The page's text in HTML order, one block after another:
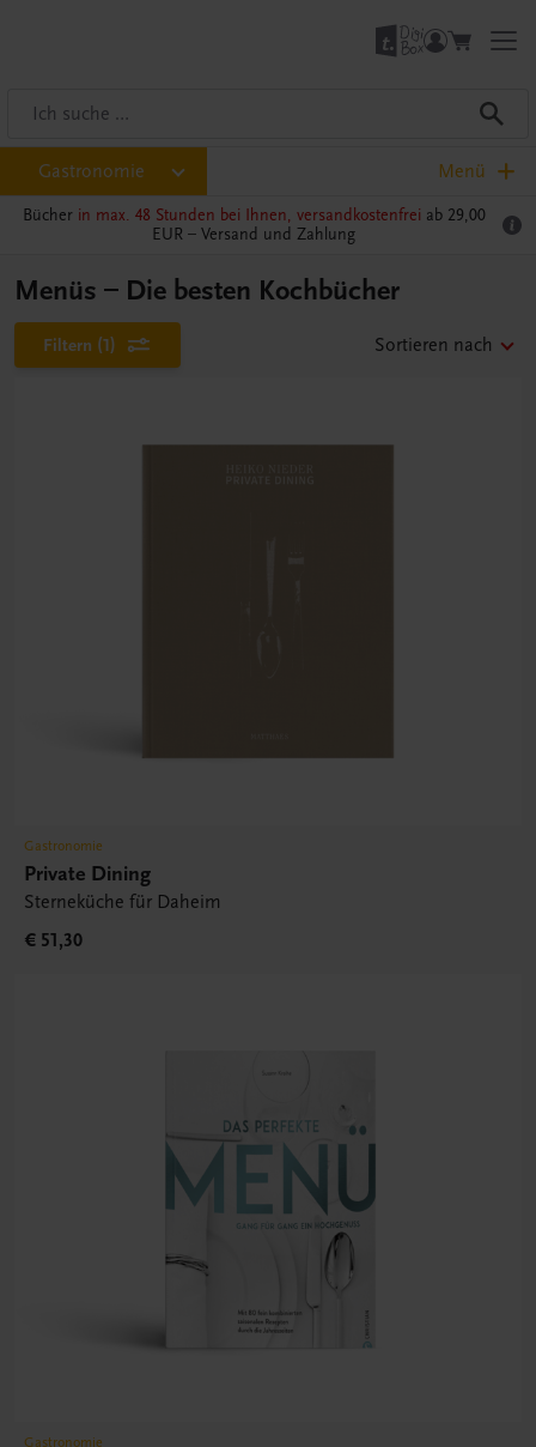
Gastronomie Menü
Bücher in max. 48 Stunden bei Ihnen, versandkostenfrei ab 29,00
EUR – Versand und Zahlung
Menüs – Die besten Kochbücher
Filtern (1) Sortieren nach
Gastronomie
Private Dining
Sterneküche für Daheim
€ 51,30
Gastronomie